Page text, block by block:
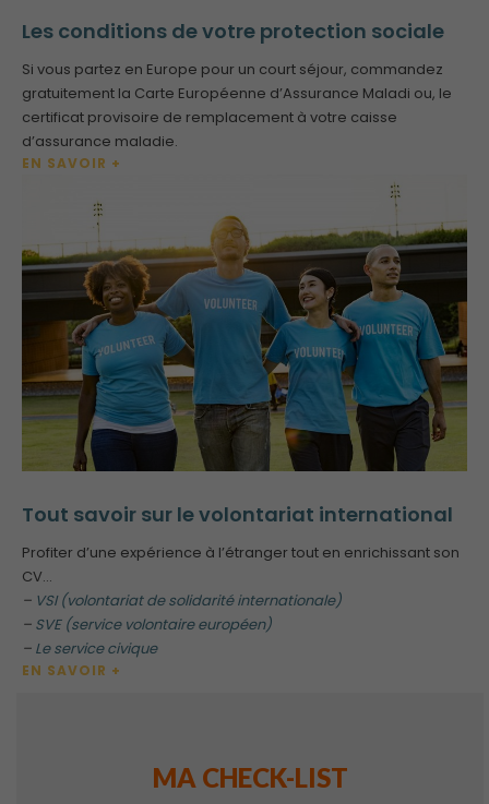
Les conditions de votre protection sociale
Si vous partez en Europe pour un court séjour, commandez
gratuitement la Carte Européenne d’Assurance Maladi ou, le
certificat provisoire de remplacement à votre caisse
d’assurance maladie.
EN SAVOIR +
Tout savoir sur le volontariat international
Profiter d’une expérience à l’étranger tout en enrichissant son
CV…
– VSI (volontariat de solidarité internationale)
– SVE (service volontaire européen)
– Le service civique
EN SAVOIR +
MA CHECK-LIST